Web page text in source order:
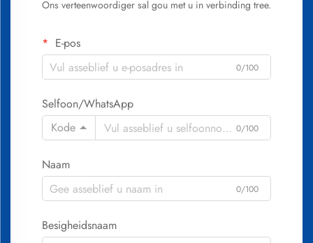
Ons verteenwoordiger sal gou met u in verbinding tree.
E-pos
0/100
Selfoon/WhatsApp
Kode
0/100
Naam
0/100
Besigheidsnaam